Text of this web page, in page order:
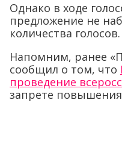
Однако в ходе
предложение не
количества голосов.
Напомним, ранее
сообщил о том, что
проведение
запрете